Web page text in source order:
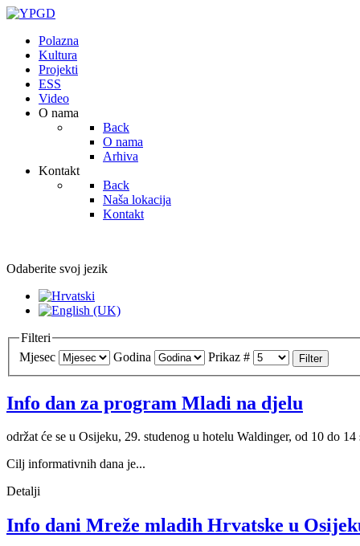
Polazna
Kultura
Projekti
ESS
Video
O nama
Back
O nama
Arhiva
Kontakt
Back
Naša lokacija
Kontakt
Odaberite svoj jezik
Filteri
Mjesec
Godina Prikaz # Filter
Info dan za program Mladi na djelu
održat će se u Osijeku, 29. studenog u hotelu Waldinger, od 10 do 14
Cilj informativnih dana je...
Detalji
Info dani Mreže mladih Hrvatske u